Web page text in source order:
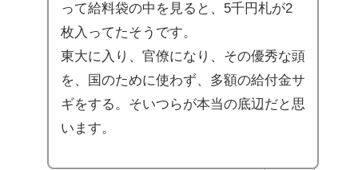
って給料袋の中を見ると、5千円札が2
枚入ってたそうです。
東大に入り、官僚になり、その優秀な頭
を、国のために使わず、多額の給付金サ
ギをする。そいつらが本当の底辺だと思
います。